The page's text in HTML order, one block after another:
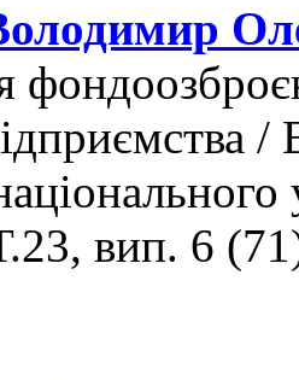
вип. 6